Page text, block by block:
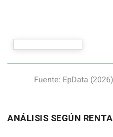
ANÁLISIS SEGÚN RENTA